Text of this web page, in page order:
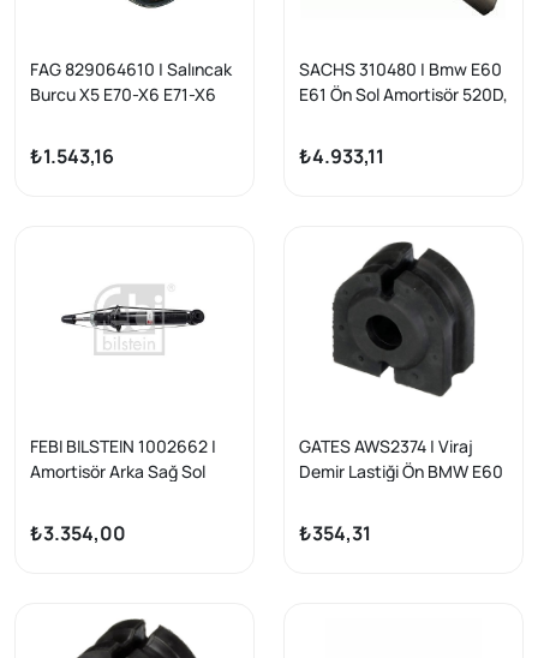
FAG 829064610 | Salıncak
Burcu X5 E70-X6 E71-X6
₺1.543,16
SACHS 310480 | Bmw E60
E61 Ön Sol Amortisör 520D,
10
₺4.933,11
FEBI BILSTEIN 1002662 |
Amortisör Arka Sağ Sol
₺3.354,00
GATES AWS2374 | Viraj
Demir Lastiği Ön BMW E60
₺354,31